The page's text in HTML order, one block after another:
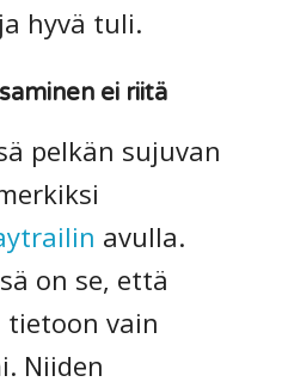
hyvä tuli.
ei riitä
pelkän sujuvan
avulla.
on se, että
vain
Niiden